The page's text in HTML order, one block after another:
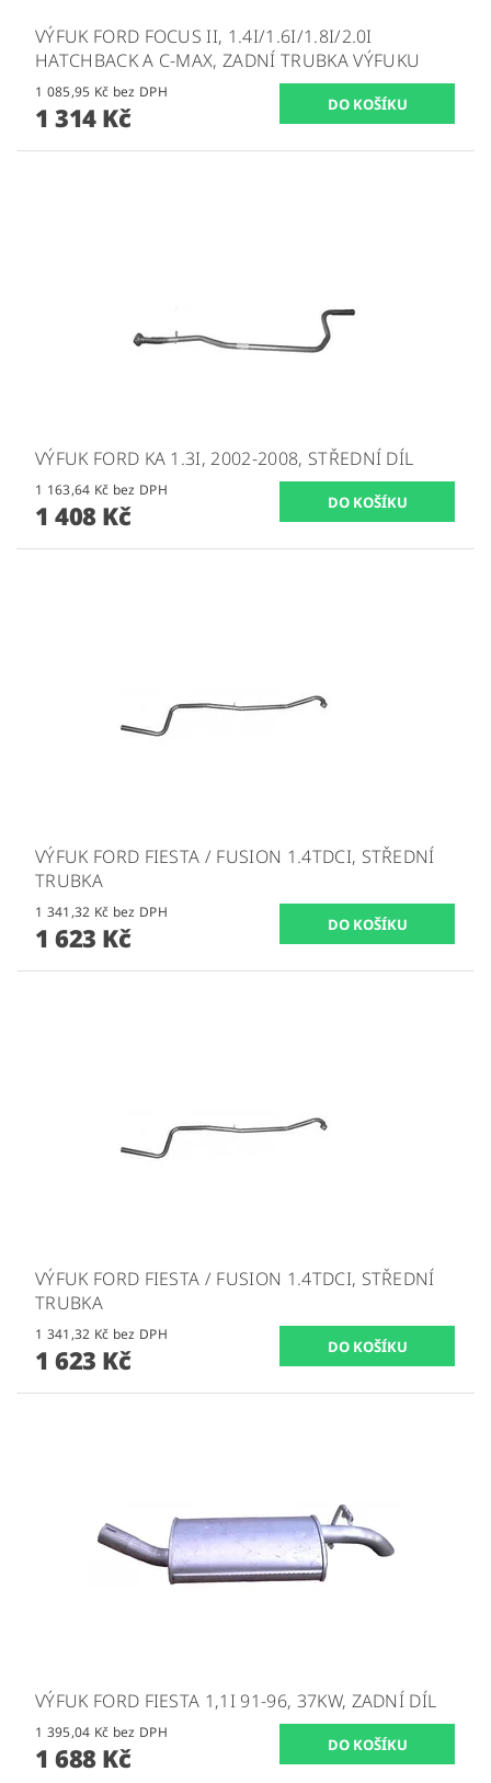
VÝFUK FORD FOCUS II, 1.4I/1.6I/1.8I/2.0I
HATCHBACK A C-MAX, ZADNÍ TRUBKA VÝFUKU
1 085,95 Kč bez DPH
1 314 Kč
VÝFUK FORD KA 1.3I, 2002-2008, STŘEDNÍ DÍL
1 163,64 Kč bez DPH
1 408 Kč
VÝFUK FORD FIESTA / FUSION 1.4TDCI, STŘEDNÍ
TRUBKA
1 341,32 Kč bez DPH
1 623 Kč
VÝFUK FORD FIESTA / FUSION 1.4TDCI, STŘEDNÍ
TRUBKA
1 341,32 Kč bez DPH
1 623 Kč
VÝFUK FORD FIESTA 1,1I 91-96, 37KW, ZADNÍ DÍL
1 395,04 Kč bez DPH
1 688 Kč